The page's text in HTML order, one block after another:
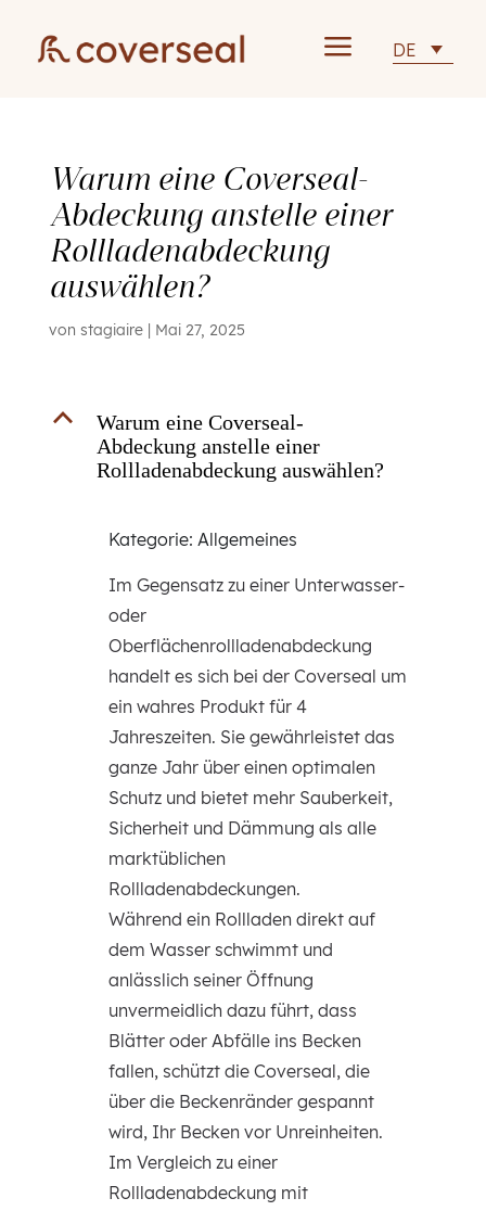
a DE
Warum eine Coverseal-
Abdeckung anstelle einer
Rollladenabdeckung
auswählen?
von stagiaire| Mai 27, 2025
B
Warum eine Coverseal-
Abdeckung anstelle einer
Rollladenabdeckung auswählen?
Kategorie: Allgemeines
Im Gegensatz zu einer Unterwasser-
oder
Oberflächenrollladenabdeckung
handelt es sich bei der Coverseal um
ein wahres Produkt für 4
Jahreszeiten. Sie gewährleistet das
ganze Jahr über einen optimalen
Schutz und bietet mehr Sauberkeit,
Sicherheit und Dämmung als alle
marktüblichen
Rollladenabdeckungen.
Während ein Rollladen direkt auf
dem Wasser schwimmt und
anlässlich seiner Öffnung
unvermeidlich dazu führt, dass
Blätter oder Abfälle ins Becken
fallen, schützt die Coverseal, die
über die Beckenränder gespannt
wird, Ihr Becken vor Unreinheiten.
Im Vergleich zu einer
Rollladenabdeckung mit